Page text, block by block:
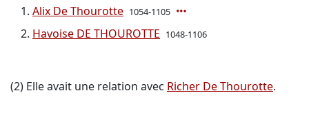
Alix De Thourotte 1054-1105
Havoise DE THOUROTTE 1048-1106
(2) Elle avait une relation avec Richer De Thourotte.